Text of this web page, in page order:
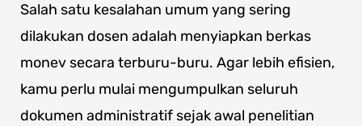
Salah satu kesalahan umum yang sering
dilakukan dosen adalah menyiapkan berkas
monev secara terburu-buru. Agar lebih efisien,
kamu perlu mulai mengumpulkan seluruh
dokumen administratif sejak awal penelitian